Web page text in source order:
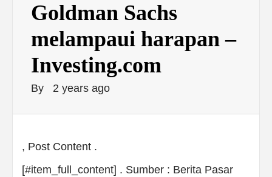
Goldman Sachs
melampaui harapan –
Investing.com
By 2 years ago
, Post Content .
[#item_full_content] . Sumber : Berita Pasar